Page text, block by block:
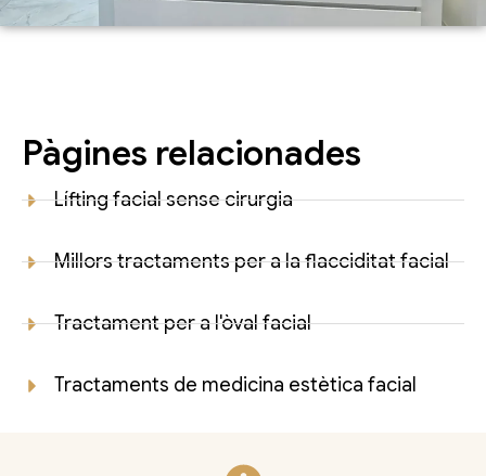
Pàgines relacionades
Lífting facial sense cirurgia
Millors tractaments per a la flacciditat facial
Tractament per a l'òval facial
Tractaments de medicina estètica facial